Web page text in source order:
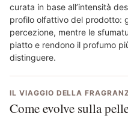
curata in base all’intensità
profilo olfattivo del prodotto:
percezione, mentre le
piatto e rendono il profumo
distinguere.
IL VIAGGIO DELLA
Come evolve sulla